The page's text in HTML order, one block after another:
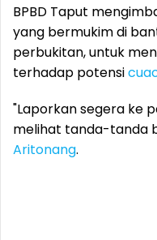
BPBD Taput
yang bermukim di
perbukitan, untuk
terhadap potensi
"Laporkan segera ke
melihat tanda-tanda
Aritonang.